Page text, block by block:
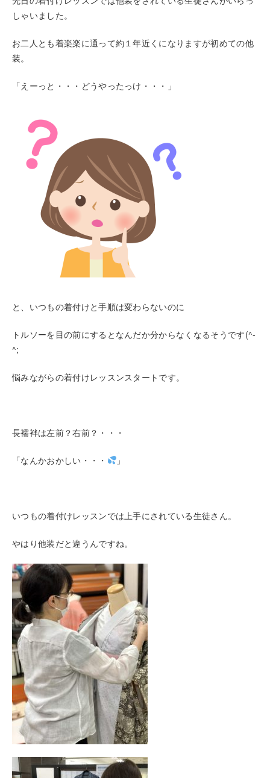
しゃいました。
お二人とも着楽楽に通って約１年近くになりますが初めての他
装。
「えーっと・・・どうやったっけ・・・」
と、いつもの着付けと手順は変わらないのに
トルソーを目の前にするとなんだか分からなくなるそうです(^-
^;
悩みながらの着付けレッスンスタートです。
長襦袢は左前？右前？・・・
「なんかおかしい・・・ 」
いつもの着付けレッスンでは上手にされている生徒さん。
やはり他装だと違うんですね。